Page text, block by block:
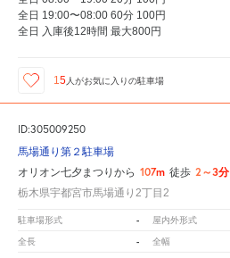
全日 19:00〜08:00 60分 100円
全日 入庫後12時間 最大800円
15 人がお気に入りの駐車場
ID:305009250
馬場通り第２駐車場
オリオン七夕まつりから 107m 徒歩 2～3分
栃木県宇都宮市馬場通り2丁目2
駐車場形式 - 屋内外形式
全長 - 全幅